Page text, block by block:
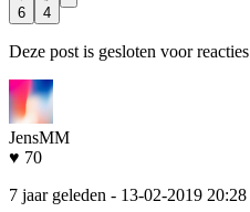
6 4
Deze post is gesloten voor reacties
JensMM
♥ 70
7 jaar geleden - 13-02-2019 20:28